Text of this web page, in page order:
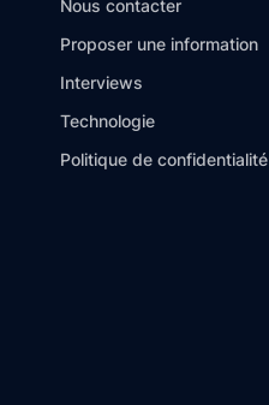
Nous contacter
Proposer une information
Interviews
Technologie
Politique de confidentialité